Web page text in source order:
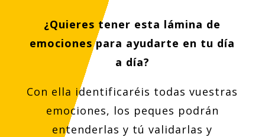
¿Quieres tener esta lámina de
emociones para ayudarte en tu día
a día?
Con ella identificaréis todas vuestras
emociones, los peques podrán
entenderlas y tú validarlas y